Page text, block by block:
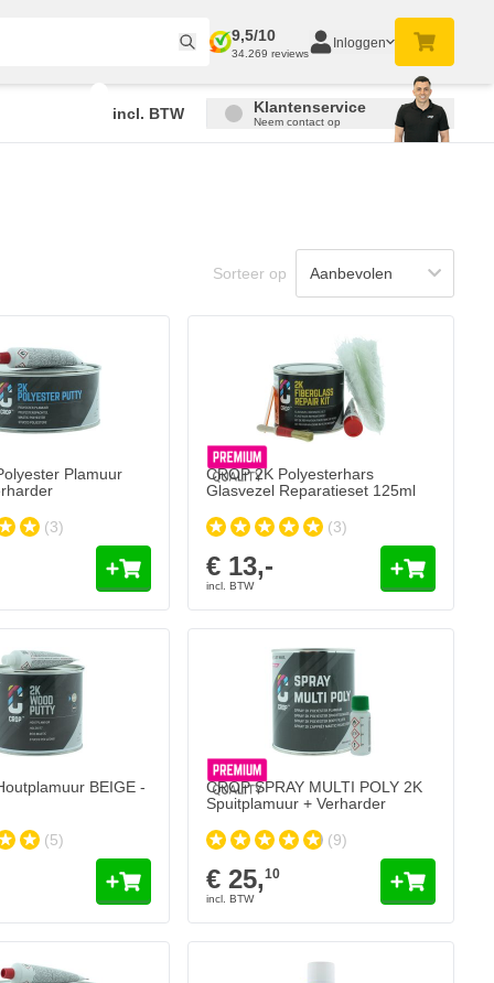
9,5/10
34.269 reviews
Inloggen
incl. BTW Klantenservice
Neem contact op
Sorteer op
Plamuur
(3)
CROP 2K Polyesterhars
Glasvezel Reparatieset 125ml
(3)
€ 13,-
BEIGE -
(5)
CROP SPRAY MULTI POLY 2K
Spuitplamuur + Verharder
(9)
€ 25,10